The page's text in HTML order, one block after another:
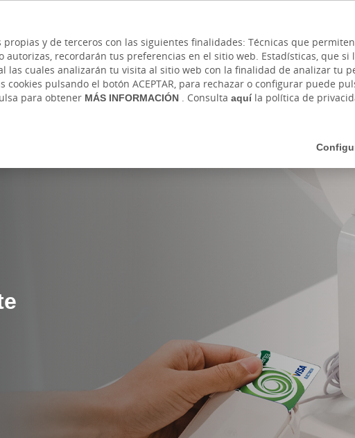
y de terceros con las siguientes finalidades: Técnicas que
recordarán tus preferencias en el sitio web. Estadísticas, que
las cuales analizarán tu visita al sitio web con la finalidad de analizar tu
pulsando el botón ACEPTAR, para rechazar o configurar puede
para obtener MÁS INFORMACIÓN. Consulta aquíla política de
AUTÓNOMOS Y EMPRENDEDORES EMPRESAS